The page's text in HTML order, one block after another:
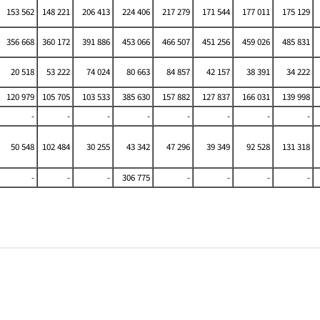
153 562 148 221 206 413 224 406 217 279 171 544 177 011
175 129
356 668 360 172 391 886 453 066 466 507 451 256 459 026
485 831
20 518 53 222 74 024 80 663 84 857 42 157 38 391
34 222
120 979 105 705 103 533 385 630 157 882 127 837 166 031
139 998
- - - - - - -
-
50 548 102 484 30 255 43 342 47 296 39 349 92 528 131 318
- - - 306 775 - - - -